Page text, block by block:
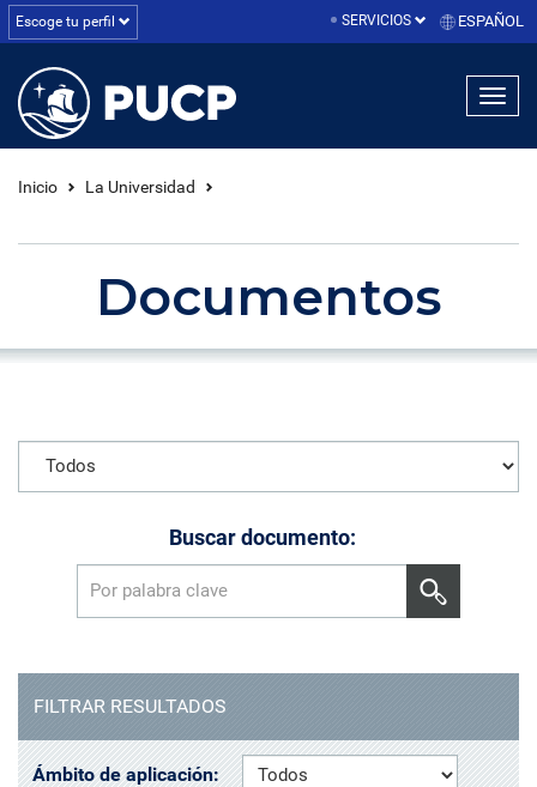
Escoge tu perfil SERVICIOS ESPAÑOL
Inicio La Universidad
Documentos
Buscar documento:
FILTRAR RESULTADOS
Ámbito de aplicación: